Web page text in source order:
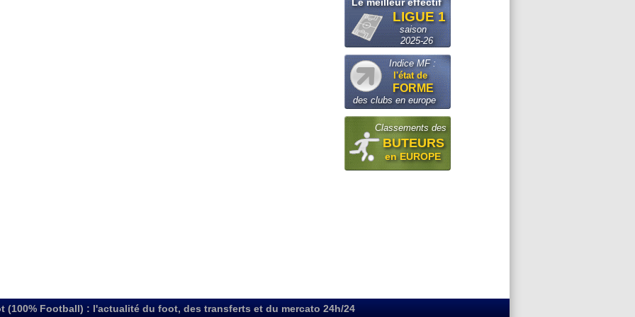
LIGUE 1
saison
2025-26
Indice MF :
l'état de
FORME
des clubs en europe
Classements des
BUTEURS
en EUROPE
(100% Football) : l'actualité du foot, des transferts et du mercato 24h/24